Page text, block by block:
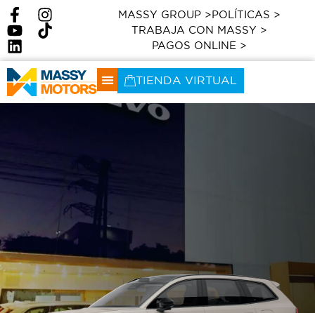
MASSY GROUP >POLÍTICAS >
TRABAJA CON MASSY >
PAGOS ONLINE >
TIENDA VIRTUAL